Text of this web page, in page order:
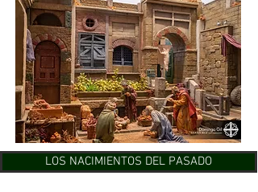
LOS NACIMIENTOS DEL PASADO